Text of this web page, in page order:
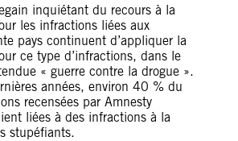
inquiétant du recours à la
les infractions liées aux
pays continuent d’appliquer la
ce type d’infractions, dans le
« guerre contre la drogue ».
années, environ 40 % du
recensées par Amnesty
liées à des infractions à la
stupéfiants.